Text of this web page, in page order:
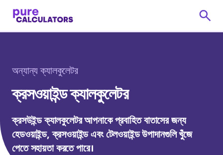
অন্যান্য ক্যালকুলেটর
ক্রসওয়াইন্ড ক্যালকুলেটর
ক্রসউইন্ড ক্যালকুলেটর আপনাকে প্রবাহিত বাতাসের জন্য
হেডওয়াইন্ড, ক্রসওয়াইন্ড এবং টেলওয়াইন্ড উপাদানগুলি খুঁজে
পেতে সহায়তা করতে পারে।